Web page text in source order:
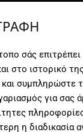
σάς
στο ιστορικό
συμπληρώστε
για σας
πληροφορίες
η διαδικασία